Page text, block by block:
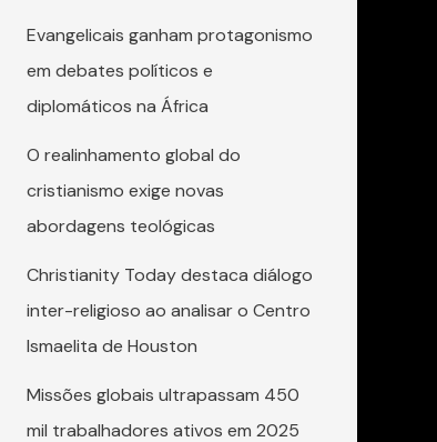
Evangelicais ganham protagonismo
em debates políticos e
diplomáticos na África
O realinhamento global do
cristianismo exige novas
abordagens teológicas
Christianity Today destaca diálogo
inter-religioso ao analisar o Centro
Ismaelita de Houston
Missões globais ultrapassam 450
mil trabalhadores ativos em 2025